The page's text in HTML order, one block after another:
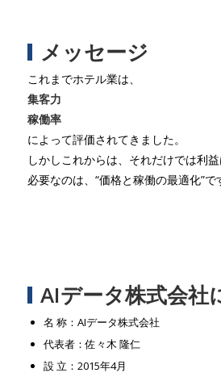
メッセージ
これまでホテル業は、
集客力
稼働率
によって評価されてきました。
しかしこれからは、それだけでは利益
必要なのは、“価格と稼働の最適化”で
AIデータ株式会社
名 称：AIデータ株式会社
代表者：佐々木 隆仁
設 立：2015年4月